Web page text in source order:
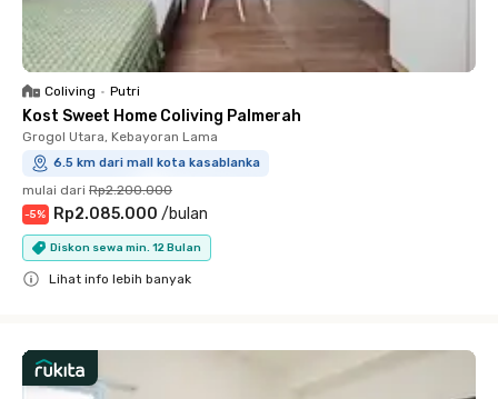
Coliving • Putri
Kost Sweet Home Coliving Palmerah
Grogol Utara, Kebayoran Lama
6.5 km dari mall kota kasablanka
mulai dari Rp2.200.000
-5% Rp2.085.000 /bulan
Diskon sewa min. 12 Bulan
Lihat info lebih banyak